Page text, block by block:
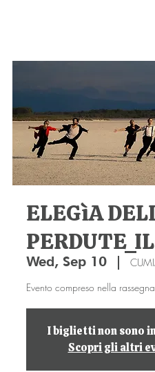
ELEGìA
Wed, Sep 10
  |
Evento compreso nella
I biglietti non sono
Scopri gli altri